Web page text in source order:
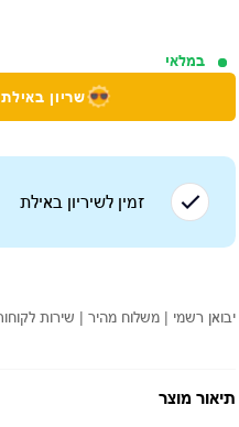
במלאי
שריון באילת
זמין לשיריון באילת
יבואן רשמי | משלוח מהיר | שירות
תיאור מוצר